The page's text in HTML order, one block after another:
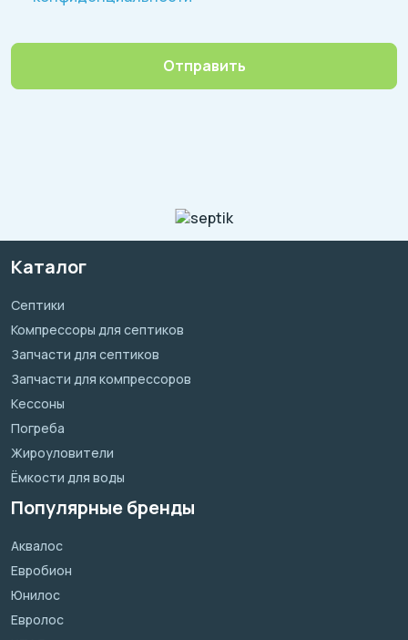
Отправить
Каталог
Септики
Компрессоры для септиков
Запчасти для септиков
Запчасти для компрессоров
Кессоны
Погреба
Жироуловители
Ёмкости для воды
Популярные бренды
Аквалос
Евробион
Юнилос
Евролос